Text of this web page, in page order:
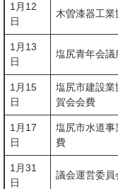
1月12
日
木曽漆器工
1月13
日
塩尻青年会
1月15
日
塩尻市建設
賀会会費
1月17
日
塩尻市水道
費
1月31
日
議会運営委員